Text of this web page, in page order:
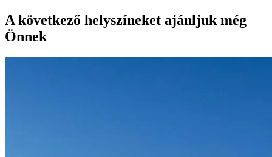
A következő helyszíneket ajánljuk még
Önnek